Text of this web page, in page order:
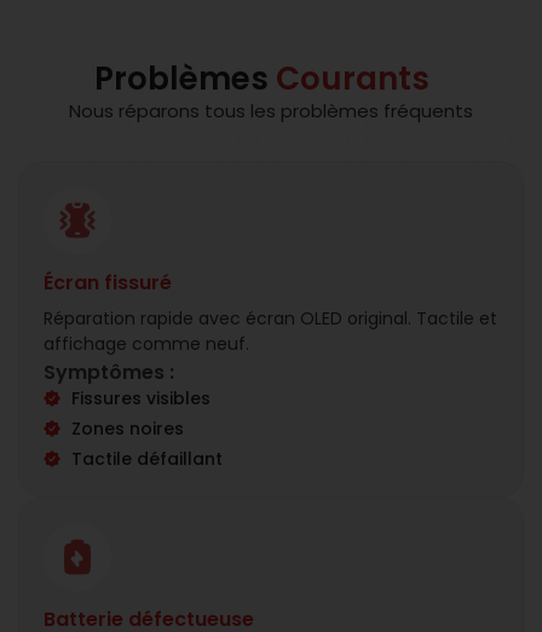
Problèmes Courants
Nous réparons tous les problèmes fréquents
Écran fissuré
Réparation rapide avec écran OLED original. Tactile et
affichage comme neuf.
Symptômes :
Fissures visibles
Zones noires
Tactile défaillant
Batterie défectueuse